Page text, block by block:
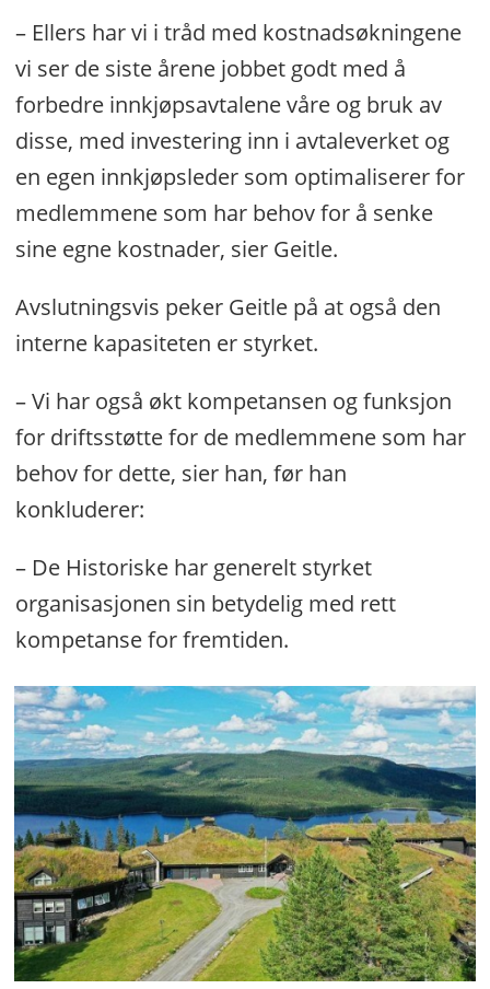
– Ellers har vi i tråd med kostnadsøkningene
vi ser de siste årene jobbet godt med å
forbedre innkjøpsavtalene våre og bruk av
disse, med investering inn i avtaleverket og
en egen innkjøpsleder som optimaliserer for
medlemmene som har behov for å senke
sine egne kostnader, sier Geitle.
Avslutningsvis peker Geitle på at også den
interne kapasiteten er styrket.
– Vi har også økt kompetansen og funksjon
for driftsstøtte for de medlemmene som har
behov for dette, sier han, før han
konkluderer:
– De Historiske har generelt styrket
organisasjonen sin betydelig med rett
kompetanse for fremtiden.